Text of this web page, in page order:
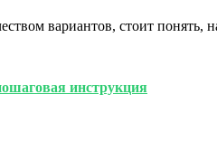
вариантов, стоит
инструкция